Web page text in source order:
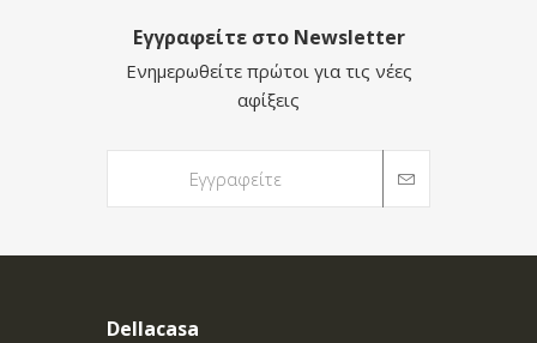
Εγγραφείτε στο Newsletter
Ενημερωθείτε πρώτοι για τις νέες
αφίξεις
Dellacasa